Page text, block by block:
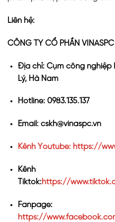
Liên hệ:
CÔNG TY CỔ PHẦN VINASPC
Địa chỉ: Cụm công nghiệp
Lý, Hà Nam
Hotline: 0983.135.137
Email: cskh@vinaspc.vn
Kênh Youtube: https://
Kênh
Tiktok:https://
Fanpage:
https://